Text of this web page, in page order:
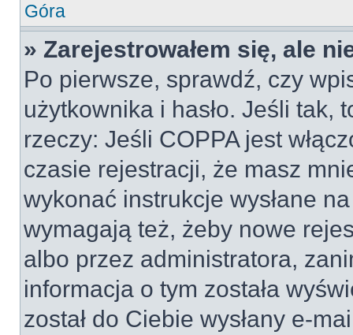
Góra
» Zarejestrowałem się, ale
Po pierwsze, sprawdź, czy
użytkownika i hasło. Jeśli tak,
rzeczy: Jeśli COPPA jest
czasie rejestracji, że masz
wykonać instrukcje wysłane
wymagają też, żeby nowe
albo przez administratora,
informacja o tym została
został do Ciebie wysłany e-